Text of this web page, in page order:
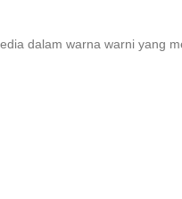
dalam warna warni yang